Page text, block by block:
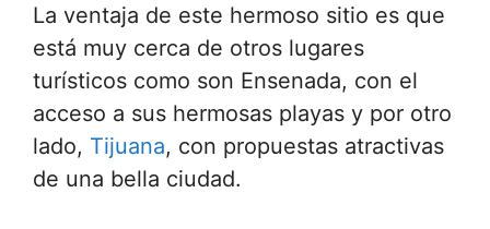
La ventaja de este hermoso sitio es que
está muy cerca de otros lugares
turísticos como son Ensenada, con el
acceso a sus hermosas playas y por otro
lado, Tijuana, con propuestas atractivas
de una bella ciudad.